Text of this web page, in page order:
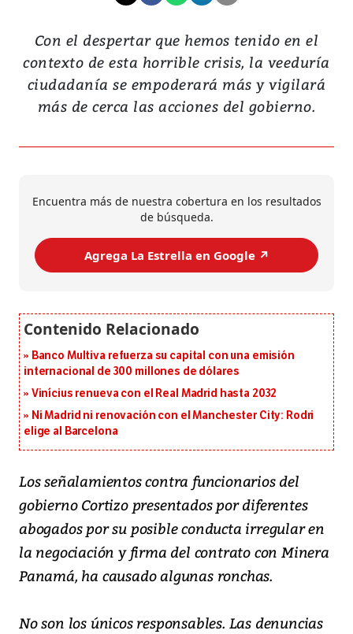
Con el despertar que hemos tenido en el
contexto de esta horrible crisis, la veeduría
ciudadanía se empoderará más y vigilará
más de cerca las acciones del gobierno.
Encuentra más de nuestra cobertura en los resultados
de búsqueda.
Agrega La Estrella en Google ↗️
Banco Multiva refuerza su capital con una emisión
internacional de 300 millones de dólares
Vinícius renueva con el Real Madrid hasta 2032
Ni Madrid ni renovación con el Manchester City: Rodri
elige al Barcelona
Los señalamientos contra funcionarios del
gobierno Cortizo presentados por diferentes
abogados por su posible conducta irregular en
la negociación y firma del contrato con Minera
Panamá, ha causado algunas ronchas.
No son los únicos responsables. Las denuncias